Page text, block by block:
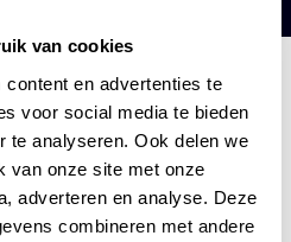
van cookies
en advertenties te
voor social media te bieden
te analyseren. Ook delen we
van onze site met onze
adverteren en analyse. Deze
combineren met andere
Energies
vier divisies